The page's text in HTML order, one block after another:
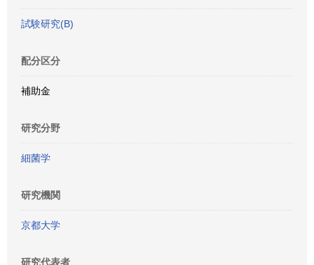
試験研究(B)
配分区分
補助金
研究分野
細菌学
研究機関
京都大学
研究代表者